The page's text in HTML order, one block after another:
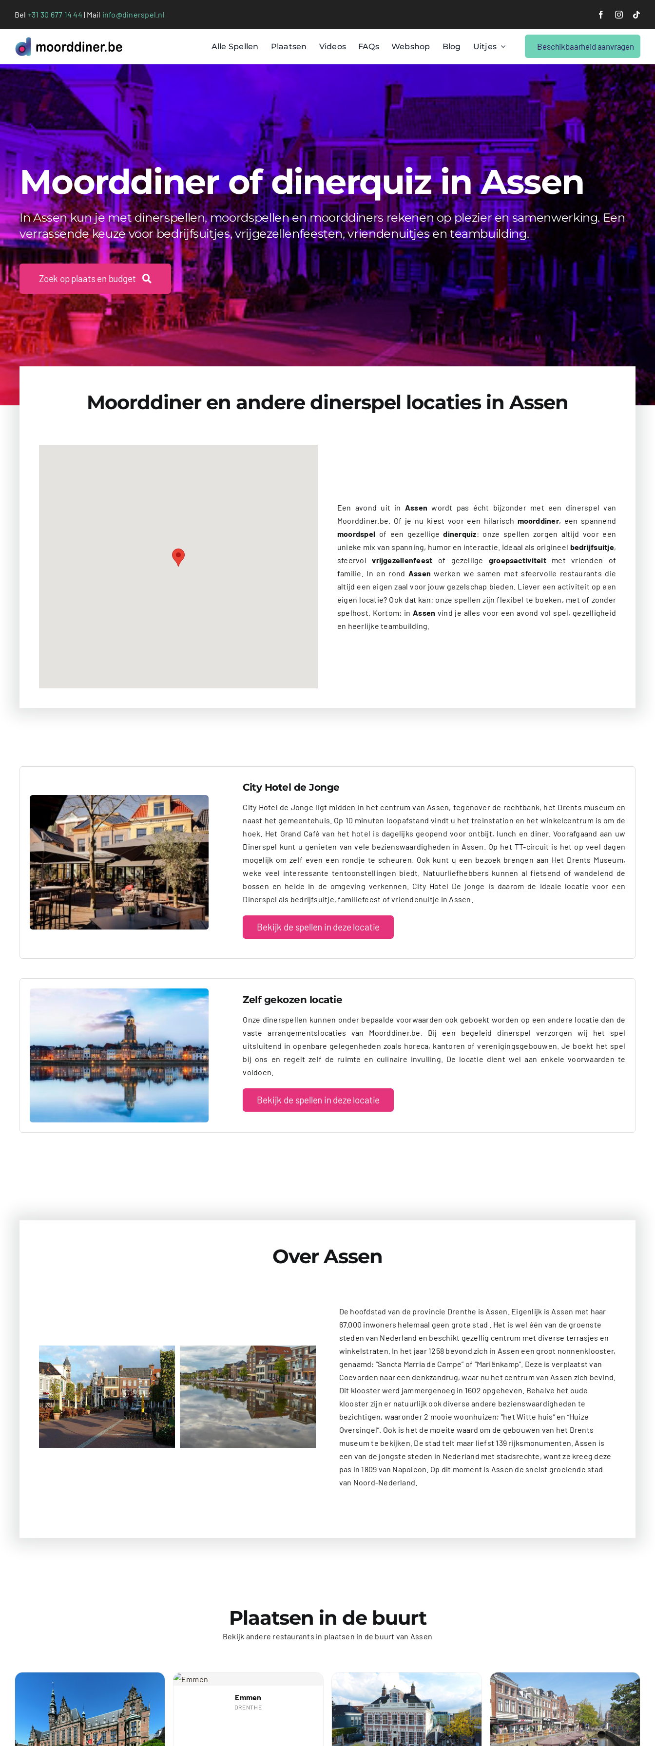
Bel +31 30 677 14 44 | Mail info@dinerspel.nl
Alle Spellen Plaatsen Videos FAQs Webshop Blog Uitjes Beschikbaarheid aanvragen
Moorddiner of dinerquiz in Assen
In Assen kun je met dinerspellen, moordspellen en moorddiners rekenen op plezier en samenwerking. Een
verrassende keuze voor bedrijfsuitjes, vrijgezellenfeesten, vriendenuitjes en teambuilding.
Zoek op plaats en budget
Moorddiner en andere dinerspel locaties in Assen
Een avond uit in Assen wordt pas écht bijzonder met een dinerspel van
Moorddiner.be. Of je nu kiest voor een hilarisch moorddiner, een spannend
moordspel of een gezelligedinerquiz: onze spellen zorgen altijd voor een
unieke mix van spanning, humor en interactie. Ideaal als origineel bedrijfsuitje,
sfeervolvrijgezellenfeest of gezelligegroepsactiviteitmet vrienden of
familie. In en rond Assen werken we samen met sfeervolle restaurants die
altijd een eigen zaal voor jouw gezelschap bieden. Liever een activiteit op een
eigen locatie? Ook dat kan: onze spellen zijn flexibel te boeken, met of zonder
spelhost. Kortom: in Assen vind je alles voor een avond vol spel, gezelligheid
en heerlijke teambuilding.
City Hotel de Jonge
City Hotel de Jonge ligt midden in het centrum van Assen, tegenover de rechtbank, het Drents museum en
naast het gemeentehuis. Op 10 minuten loopafstand vindt u het treinstation en het winkelcentrum is om de
hoek. Het Grand Café van het hotel is dagelijks geopend voor ontbijt, lunch en diner. Voorafgaand aan uw
Dinerspel kunt u genieten van vele bezienswaardigheden in Assen. Op het TT-circuit is het op veel dagen
mogelijk om zelf even een rondje te scheuren. Ook kunt u een bezoek brengen aan Het Drents Museum,
weke veel interessante tentoonstellingen biedt. Natuurliefhebbers kunnen al fietsend of wandelend de
bossen en heide in de omgeving verkennen. City Hotel De jonge is daarom de ideale locatie voor een
Dinerspel als bedrijfsuitje, familiefeest of vriendenuitje in Assen.
Bekijk de spellen in deze locatie
Zelf gekozen locatie
Onze dinerspellen kunnen onder bepaalde voorwaarden ook geboekt worden op een andere locatie dan de
vaste arrangementslocaties van Moorddiner.be. Bij een begeleid dinerspel verzorgen wij het spel
uitsluitend in openbare gelegenheden zoals horeca, kantoren of verenigingsgebouwen. Je boekt het spel
bij ons en regelt zelf de ruimte en culinaire invulling. De locatie dient wel aan enkele voorwaarden te
voldoen.
Bekijk de spellen in deze locatie
Over Assen
De hoofdstad van de provincie Drenthe is Assen. Eigenlijk is Assen met haar
67.000 inwoners helemaal geen grote stad . Het is wel één van de groenste
steden van Nederland en beschikt gezellig centrum met diverse terrasjes en
winkelstraten. In het jaar 1258 bevond zich in Assen een groot nonnenklooster,
genaamd: “Sancta Marria de Campe” of “Mariënkamp”. Deze is verplaatst van
Coevorden naar een denkzandrug, waar nu het centrum van Assen zich bevind.
Dit klooster werd jammergenoeg in 1602 opgeheven. Behalve het oude
klooster zijn er natuurlijk ook diverse andere bezienswaardigheden te
bezichtigen, waaronder 2 mooie woonhuizen; “het Witte huis” en “Huize
Oversingel”. Ook is het de moeite waard om de gebouwen van het Drents
museum te bekijken. De stad telt maar liefst 139 rijksmonumenten. Assen is
een van de jongste steden in Nederland met stadsrechte, want ze kreeg deze
pas in 1809 van Napoleon. Op dit moment is Assen de snelst groeiende stad
van Noord-Nederland.
Plaatsen in de buurt
Bekijk andere restaurants in plaatsen in de buurt van Assen
Emmen
DRENTHE